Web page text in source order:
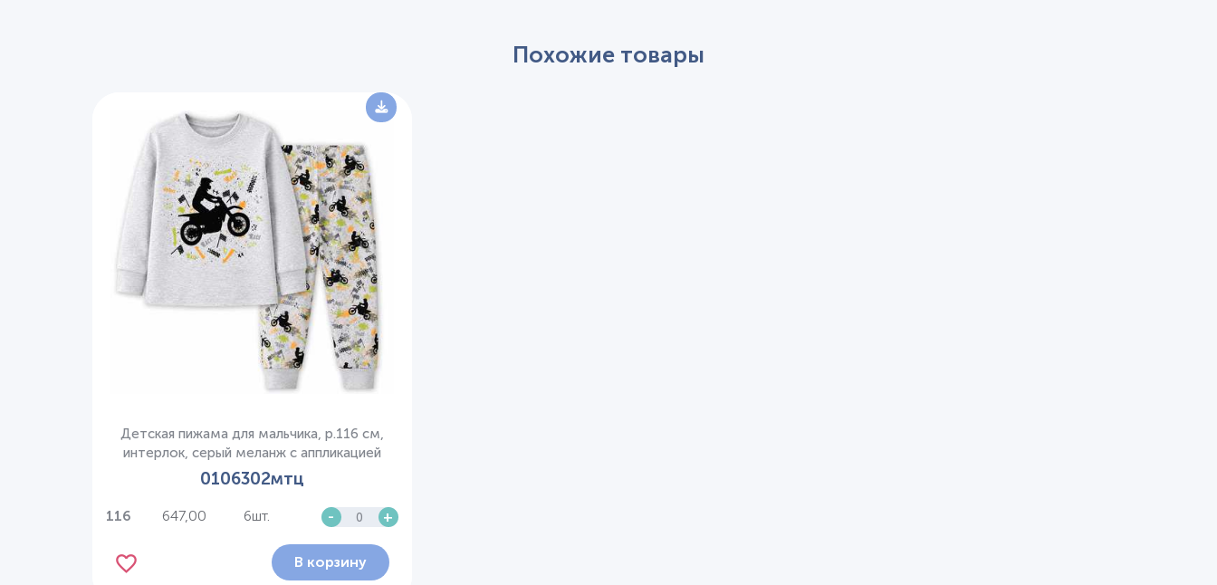
Похожие товары
Детская пижама для мальчика, р.116 см,
интерлок, серый меланж с аппликацией
0106302мтц
116 647,00 6шт. - +
В корзину